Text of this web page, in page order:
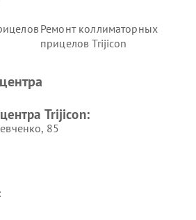
Ремонт коллиматорных
прицелов Trijicon
Trijicon:
85